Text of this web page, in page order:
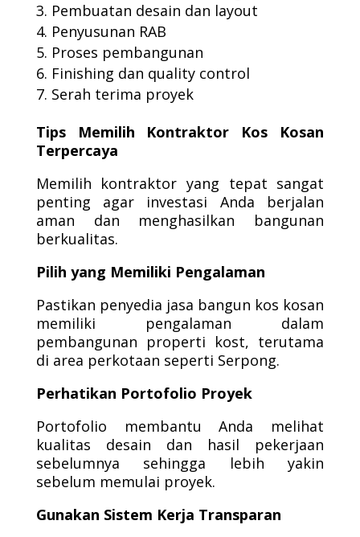
Pembuatan desain dan layout
Penyusunan RAB
Proses pembangunan
Finishing dan quality control
Serah terima proyek
Tips Memilih Kontraktor Kos Kosan
Terpercaya
Memilih kontraktor yang tepat sangat
penting agar investasi Anda berjalan
aman dan menghasilkan bangunan
berkualitas.
Pilih yang Memiliki Pengalaman
Pastikan penyedia jasa bangun kos kosan
memiliki pengalaman dalam
pembangunan properti kost, terutama
di area perkotaan seperti Serpong.
Perhatikan Portofolio Proyek
Portofolio membantu Anda melihat
kualitas desain dan hasil pekerjaan
sebelumnya sehingga lebih yakin
sebelum memulai proyek.
Gunakan Sistem Kerja Transparan